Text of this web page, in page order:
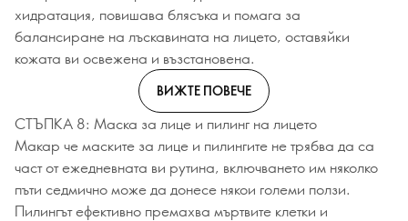
хидратация, повишава блясъка и помага за
балансиране на лъскавината на лицето, оставяйки
кожата ви освежена и възстановена.
ВИЖТЕ ПОВЕЧЕ
СТЪПКА 8: Маска за лице и пилинг на лицето
Макар че маските за лице и пилингите не трябва да са
част от ежедневната ви рутина, включването им няколко
пъти седмично може да донесе някои големи ползи.
Пилингът ефективно премахва мъртвите клетки и